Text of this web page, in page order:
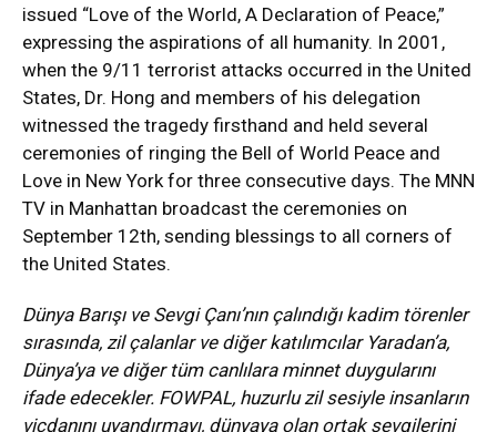
issued “Love of the World, A Declaration of Peace,”
expressing the aspirations of all humanity. In 2001,
when the 9/11 terrorist attacks occurred in the United
States, Dr. Hong and members of his delegation
witnessed the tragedy firsthand and held several
ceremonies of ringing the Bell of World Peace and
Love in New York for three consecutive days. The MNN
TV in Manhattan broadcast the ceremonies on
September 12th, sending blessings to all corners of
the United States.
Dünya Barışı ve Sevgi Çanı’nın çalındığı kadim törenler
sırasında, zil çalanlar ve diğer katılımcılar Yaradan’a,
Dünya’ya ve diğer tüm canlılara minnet duygularını
ifade edecekler. FOWPAL, huzurlu zil sesiyle insanların
vicdanını uyandırmayı, dünyaya olan ortak sevgilerini